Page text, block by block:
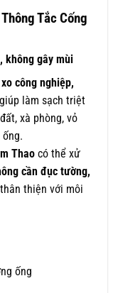
Tắc Cống
không gây mùi
công nghiệp,
giúp làm sạch triệt
xà phòng, vỏ
Thao có thể xử
cần đục tường,
thiện với môi
ống